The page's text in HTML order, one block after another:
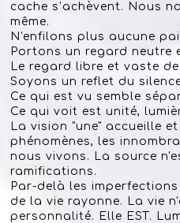
cache s’achèvent. Nous
même.
N'enfilons plus aucune
Portons un regard neutre
Le regard libre et vaste
Soyons un reflet du
Ce qui est vu semble
Ce qui voit est unité,
La vision "une" accueille
phénomènes, les
nous vivons. La source
ramifications.
Par-delà les
de la vie rayonne. La vie
personnalité. Elle EST.